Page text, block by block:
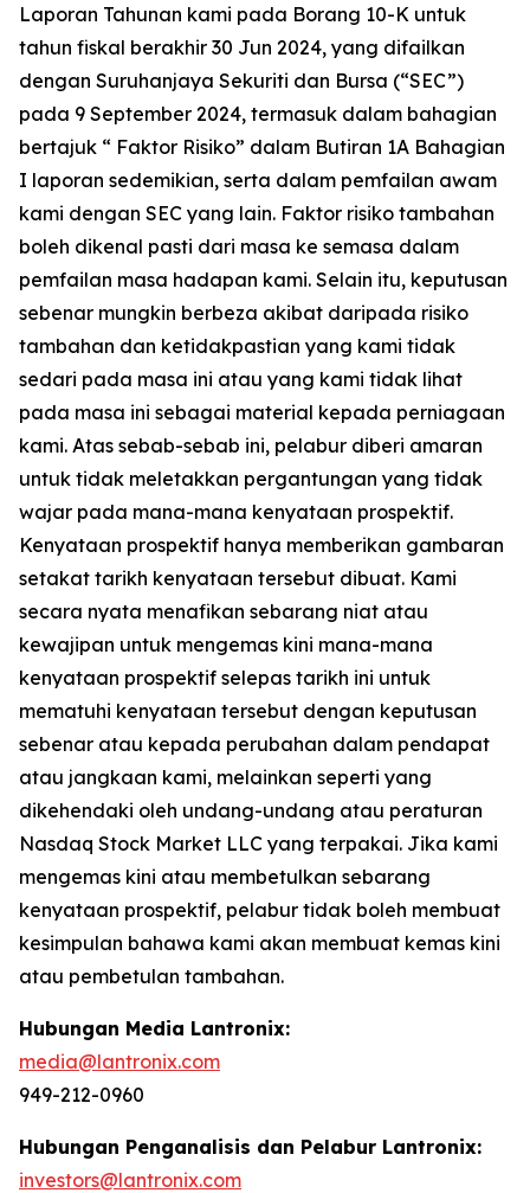
Laporan Tahunan kami pada Borang 10-K untuk
tahun fiskal berakhir 30 Jun 2024, yang difailkan
dengan Suruhanjaya Sekuriti dan Bursa (“SEC”)
pada 9 September 2024, termasuk dalam bahagian
bertajuk “ Faktor Risiko” dalam Butiran 1A Bahagian
I laporan sedemikian, serta dalam pemfailan awam
kami dengan SEC yang lain. Faktor risiko tambahan
boleh dikenal pasti dari masa ke semasa dalam
pemfailan masa hadapan kami. Selain itu, keputusan
sebenar mungkin berbeza akibat daripada risiko
tambahan dan ketidakpastian yang kami tidak
sedari pada masa ini atau yang kami tidak lihat
pada masa ini sebagai material kepada perniagaan
kami. Atas sebab-sebab ini, pelabur diberi amaran
untuk tidak meletakkan pergantungan yang tidak
wajar pada mana-mana kenyataan prospektif.
Kenyataan prospektif hanya memberikan gambaran
setakat tarikh kenyataan tersebut dibuat. Kami
secara nyata menafikan sebarang niat atau
kewajipan untuk mengemas kini mana-mana
kenyataan prospektif selepas tarikh ini untuk
mematuhi kenyataan tersebut dengan keputusan
sebenar atau kepada perubahan dalam pendapat
atau jangkaan kami, melainkan seperti yang
dikehendaki oleh undang-undang atau peraturan
Nasdaq Stock Market LLC yang terpakai. Jika kami
mengemas kini atau membetulkan sebarang
kenyataan prospektif, pelabur tidak boleh membuat
kesimpulan bahawa kami akan membuat kemas kini
atau pembetulan tambahan.
Hubungan Media Lantronix:
media@lantronix.com
949-212-0960
Hubungan Penganalisis dan Pelabur Lantronix:
investors@lantronix.com